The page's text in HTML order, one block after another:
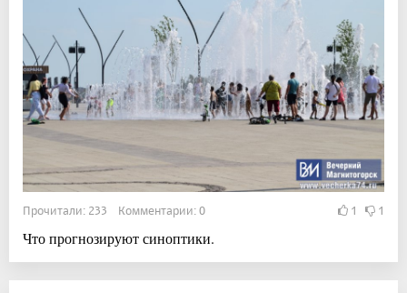
Прочитали: 233 Комментарии: 0 1 1
Что прогнозируют синоптики.